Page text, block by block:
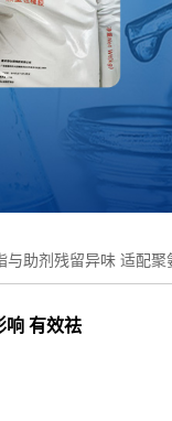
助剂残留异味 适配
响 有效祛